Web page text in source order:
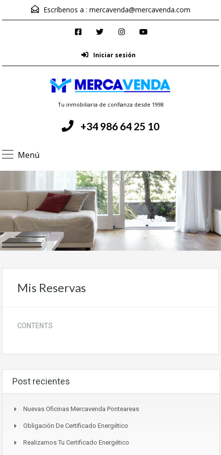
Escríbenos a : mercavenda@mercavenda.com
Iniciar sesión
Tu inmobiliaria de confianza desde 1998
+34 986 64 25 10
Menú
Mis Reservas
CONTENTS
Post recientes
Nuevas Oficinas Mercavenda Ponteareas
Obligación De Certificado Energético
Realizamos Tu Certificado Energético